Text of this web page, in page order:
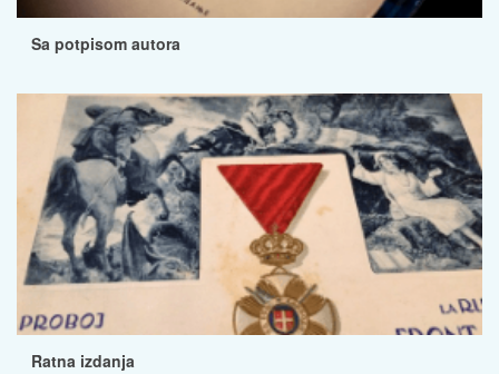
Sa potpisom autora
Ratna izdanja